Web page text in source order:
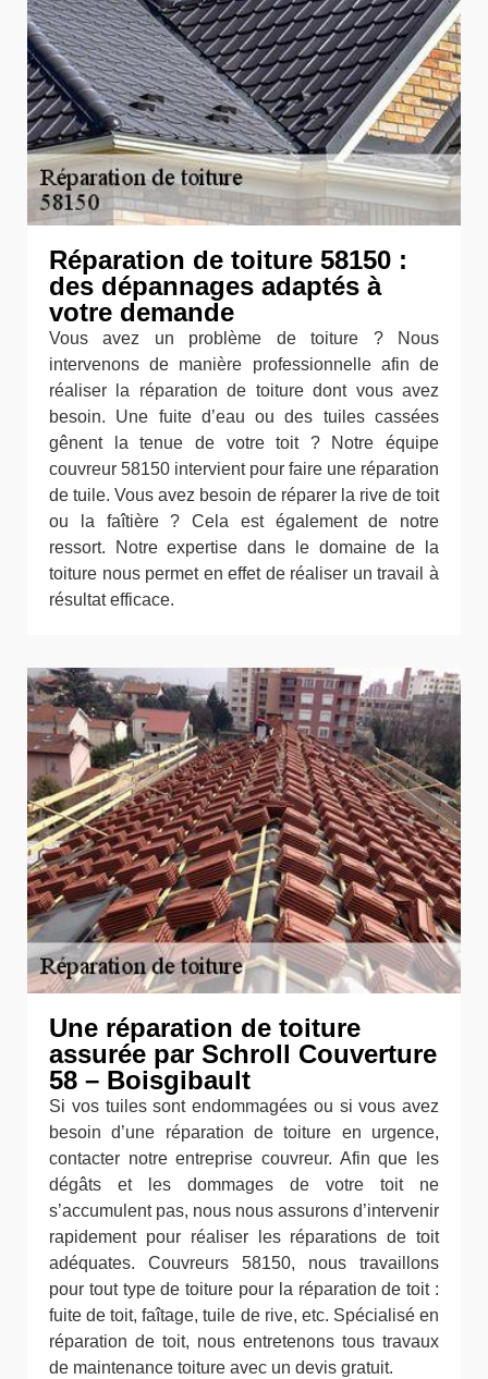
Réparation de toiture 58150 :
des dépannages adaptés à
votre demande
Vous avez un problème de toiture ? Nous
intervenons de manière professionnelle afin de
réaliser la réparation de toiture dont vous avez
besoin. Une fuite d’eau ou des tuiles cassées
gênent la tenue de votre toit ? Notre équipe
couvreur 58150 intervient pour faire une réparation
de tuile. Vous avez besoin de réparer la rive de toit
ou la faîtière ? Cela est également de notre
ressort. Notre expertise dans le domaine de la
toiture nous permet en effet de réaliser un travail à
résultat efficace.
Une réparation de toiture
assurée par Schroll Couverture
58 – Boisgibault
Si vos tuiles sont endommagées ou si vous avez
besoin d’une réparation de toiture en urgence,
contacter notre entreprise couvreur. Afin que les
dégâts et les dommages de votre toit ne
s’accumulent pas, nous nous assurons d’intervenir
rapidement pour réaliser les réparations de toit
adéquates. Couvreurs 58150, nous travaillons
pour tout type de toiture pour la réparation de toit :
fuite de toit, faîtage, tuile de rive, etc. Spécialisé en
réparation de toit, nous entretenons tous travaux
de maintenance toiture avec un devis gratuit.